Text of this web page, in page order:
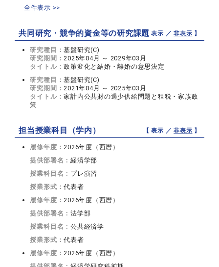
全件表示 >>
共同研究・競争的資金等の研究課題【 表示 ／非表示 】
研究種目：基盤研究(C)
研究期間：2025年04月 ～ 2029年03月
タイトル：政策変化と結婚・離婚の意思決定
研究種目：基盤研究(C)
研究期間：2021年04月 ～ 2025年03月
タイトル：家計内公共財の過少供給問題と租税・家族政
策
担当授業科目（学内） 【 表示 ／非表示 】
履修年度：2026年度（西暦）
提供部署名：経済学部
授業科目名： プレ演習
授業形式：代表者
履修年度：2026年度（西暦）
提供部署名：法学部
授業科目名：公共経済学
授業形式：代表者
履修年度：2026年度（西暦）